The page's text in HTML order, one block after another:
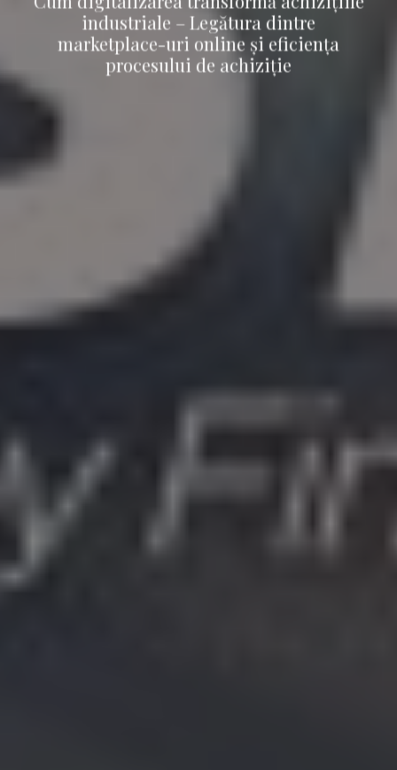
industriale – Legătura dintre
marketplace-uri online și eficiența
procesului de achiziție